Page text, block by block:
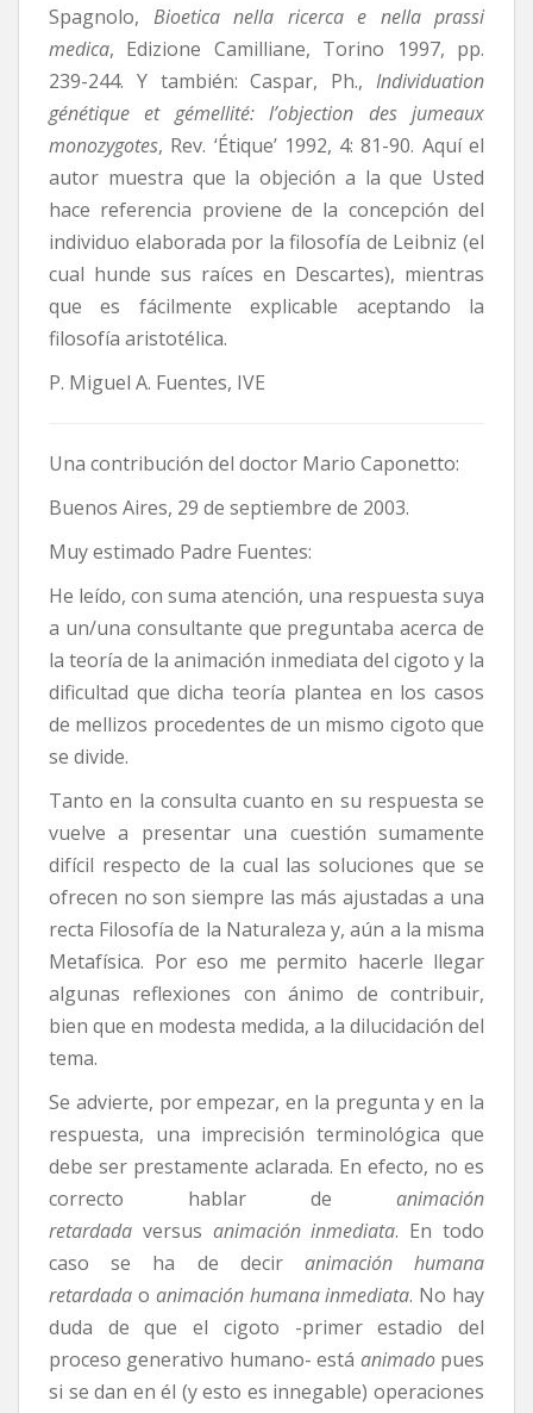
Spagnolo, Bioetica nella ricerca e nella prassi
medica, Edizione Camilliane, Torino 1997, pp.
239-244. Y también: Caspar, Ph., Individuation
génétique et gémellité: l’objection des jumeaux
monozygotes, Rev. ‘Étique’ 1992, 4: 81-90. Aquí el
autor muestra que la objeción a la que Usted
hace referencia proviene de la concepción del
individuo elaborada por la filosofía de Leibniz (el
cual hunde sus raíces en Descartes), mientras
que es fácilmente explicable aceptando la
filosofía aristotélica.
P. Miguel A. Fuentes, IVE
Una contribución del doctor Mario Caponetto:
Buenos Aires, 29 de septiembre de 2003.
Muy estimado Padre Fuentes:
He leído, con suma atención, una respuesta suya
a un/una consultante que preguntaba acerca de
la teoría de la animación inmediata del cigoto y la
dificultad que dicha teoría plantea en los casos
de mellizos procedentes de un mismo cigoto que
se divide.
Tanto en la consulta cuanto en su respuesta se
vuelve a presentar una cuestión sumamente
difícil respecto de la cual las soluciones que se
ofrecen no son siempre las más ajustadas a una
recta Filosofía de la Naturaleza y, aún a la misma
Metafísica. Por eso me permito hacerle llegar
algunas reflexiones con ánimo de contribuir,
bien que en modesta medida, a la dilucidación del
tema.
Se advierte, por empezar, en la pregunta y en la
respuesta, una imprecisión terminológica que
debe ser prestamente aclarada. En efecto, no es
correcto hablar de animación
retardada versus animación inmediata. En todo
caso se ha de decir animación humana
retardada o animación humana inmediata. No hay
duda de que el cigoto -primer estadio del
proceso generativo humano- está animadopues
si se dan en él (y esto es innegable) operaciones